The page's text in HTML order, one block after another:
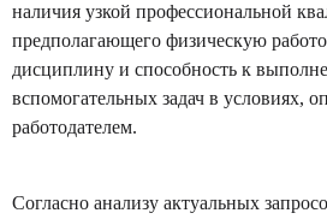
наличия узкой профессиональной
предполагающего физическую
дисциплину и способность к
вспомогательных задач в условиях,
работодателем.
Согласно анализу актуальных